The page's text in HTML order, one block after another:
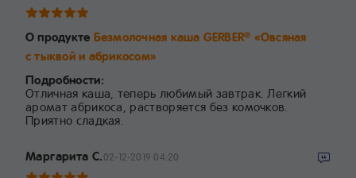
О продукте Безмолочная каша GERBER® «Овсяная
с тыквой и абрикосом»
Подробности:
Отличная каша, теперь любимый завтрак. Легкий
аромат абрикоса, растворяется без комочков.
Приятно сладкая.
Маргарита С.02-12-2019 04:20